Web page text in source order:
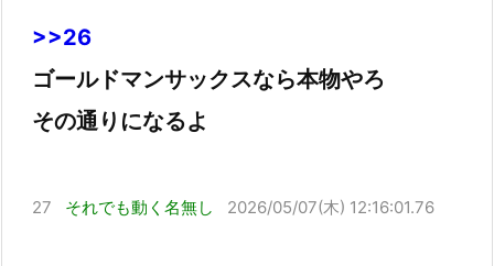
>>26
ゴールドマンサックスなら本物やろ
その通りになるよ
27 それでも動く名無し 2026/05/07(木) 12:16:01.76